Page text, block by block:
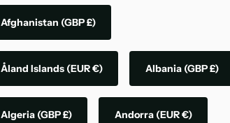
Afghanistan (GBP £)
Åland Islands (EUR €) Albania (GBP £)
Algeria (GBP £) Andorra (EUR €)